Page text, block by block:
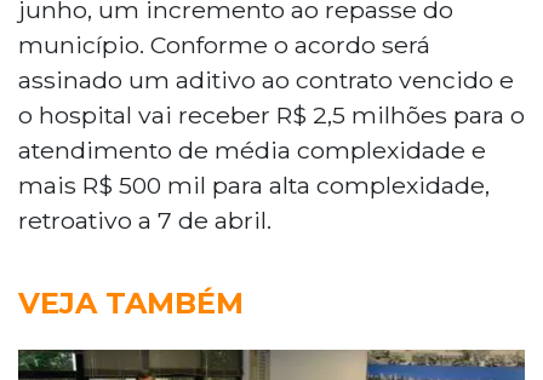
junho, um incremento ao repasse do
município. Conforme o acordo será
assinado um aditivo ao contrato vencido e
o hospital vai receber R$ 2,5 milhões para o
atendimento de média complexidade e
mais R$ 500 mil para alta complexidade,
retroativo a 7 de abril.
VEJA TAMBÉM